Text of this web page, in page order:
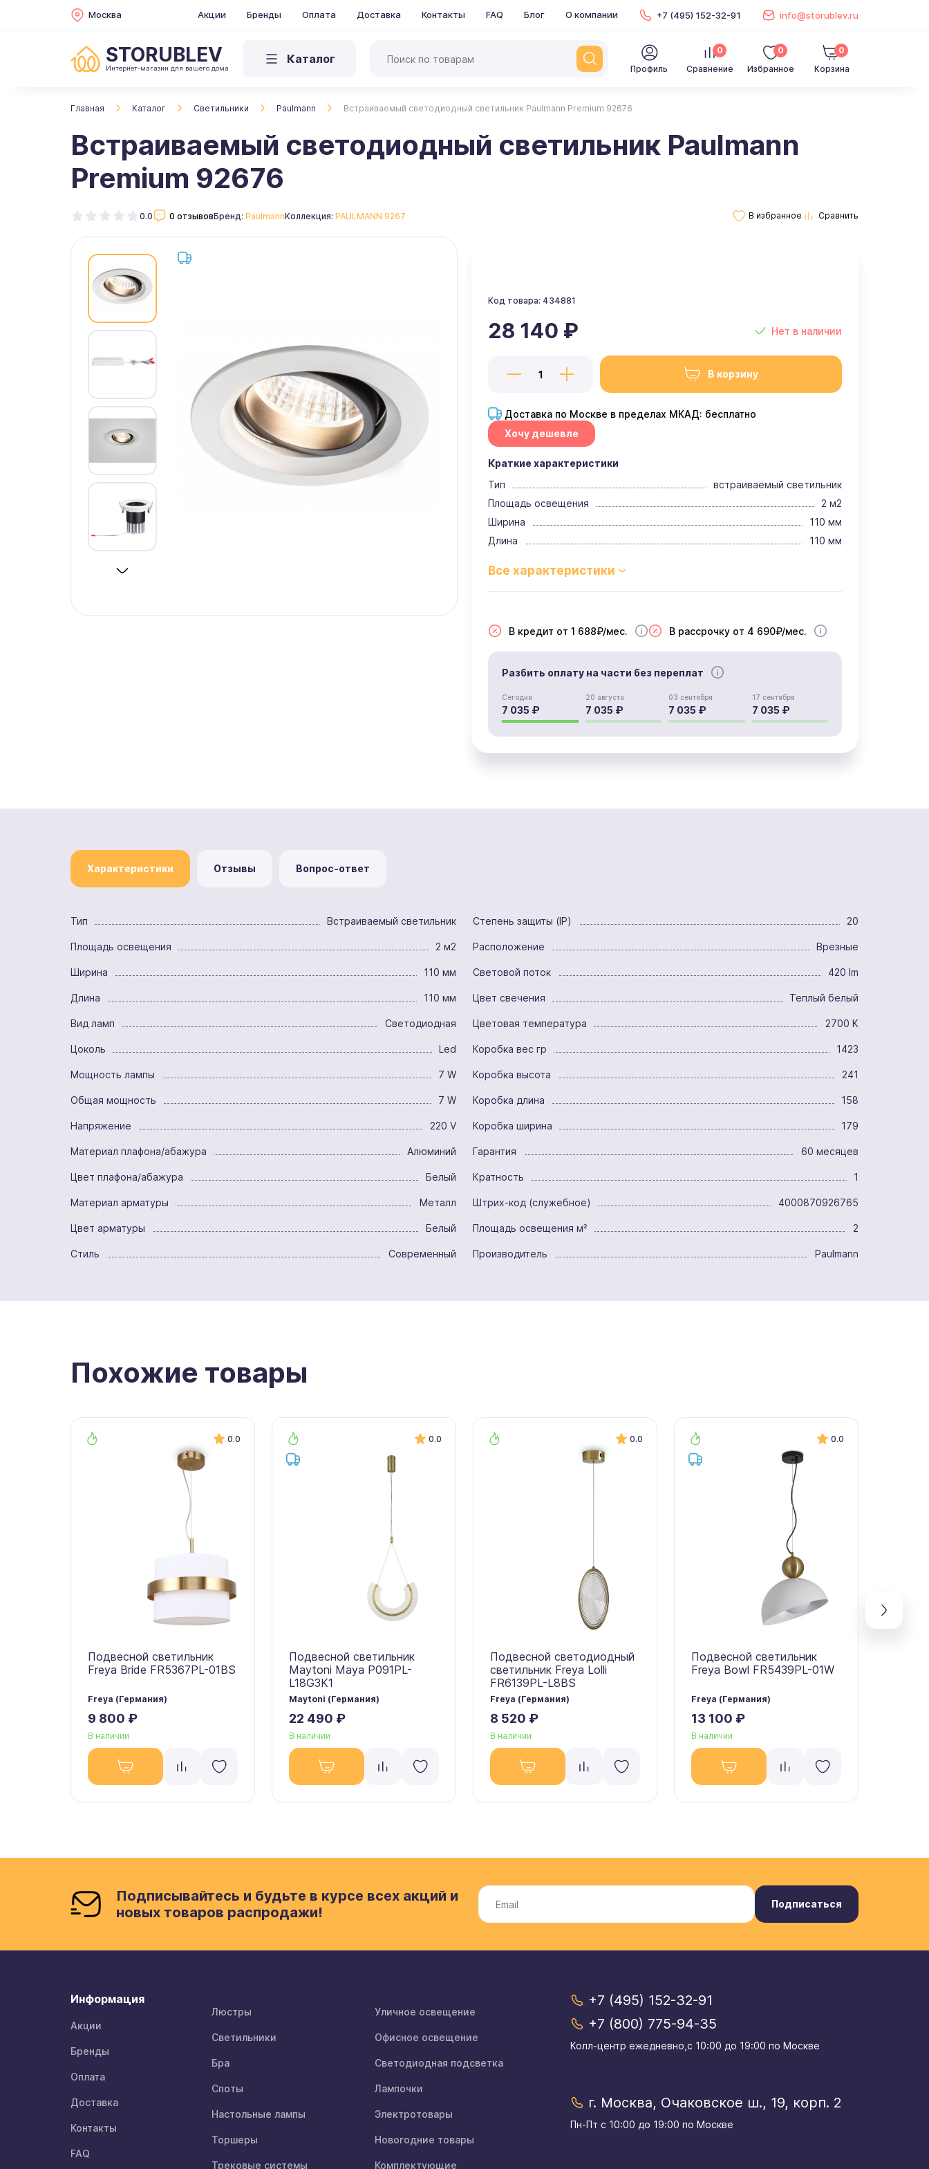
Москва Акции Бренды Оплата Доставка Контакты FAQ Блог О компании +7 (495) 152-32-91 info@storublev.ru
STORUBLEV
Интернет-магазин для вашего дома
Каталог
Профиль Сравнение
0
Избранное
0
Корзина
0
Главная Каталог Светильники Paulmann Встраиваемый светодиодный светильник Paulmann Premium 92676
Встраиваемый светодиодный светильник Paulmann
Premium 92676
0.0 0 отзывовБренд: PaulmannКоллекция: PAULMANN 9267
Код товара: 434881
Нет в наличии
28 140 ₽
В корзину
Доставка по Москве в пределах МКАД: бесплатно
Хочу дешевле
Краткие характеристики
Тип
встраиваемый светильник
Площадь освещения
2 м2
Ширина
110 мм
Длина
110 мм
В кредит от 1 688₽/мес. В рассрочку от 4 690₽/мес.
Разбить оплату на части без переплат
Сегодня
7 035 ₽
20 августа
7 035 ₽
03 сентября
7 035 ₽
17 сентября
7 035 ₽
Характеристики Отзывы Вопрос-ответ
Тип Встраиваемый светильник
Площадь освещения 2 м2
Ширина 110 мм
Длина 110 мм
Вид ламп Светодиодная
Цоколь Led
Мощность лампы 7 W
Общая мощность 7 W
Напряжение 220 V
Материал плафона/абажура Алюминий
Цвет плафона/абажура Белый
Материал арматуры Металл
Цвет арматуры Белый
Стиль Современный
Степень защиты (IP) 20
Расположение Врезные
Световой поток 420 lm
Цвет свечения Теплый белый
Цветовая температура 2700 K
Коробка вес гр 1423
Коробка высота 241
Коробка длина 158
Коробка ширина 179
Гарантия 60 месяцев
Кратность 1
Штрих-код (служебное) 4000870926765
Площадь освещения м² 2
Производитель Paulmann
Похожие товары
0.0
Подвесной светильник
Freya Bride FR5367PL-01BS
Freya (Германия)
9 800 ₽
В наличии
0.0
Подвесной светильник
Maytoni Maya P091PL-
L18G3K1
Maytoni (Германия)
22 490 ₽
В наличии
0.0
Подвесной светодиодный
светильник Freya Lolli
FR6139PL-L8BS
Freya (Германия)
8 520 ₽
В наличии
0.0
Подвесной светильник
Freya Bowl FR5439PL-01W
Freya (Германия)
13 100 ₽
В наличии
Подписывайтесь и будьте в курсе всех акций и
новых товаров распродажи!
Подписаться
Информация
Акции
Бренды
Оплата
Доставка
Контакты
FAQ
Люстры
Светильники
Бра
Споты
Настольные лампы
Торшеры
Трековые системы
Уличное освещение
Офисное освещение
Светодиодная подсветка
Лампочки
Электротовары
Новогодние товары
Комплектующие
+7 (495) 152-32-91
+7 (800) 775-94-35
Колл-центр eжедневно,с 10:00 до 19:00 по Москве
г. Москва, Очаковское ш., 19, корп. 2
Пн-Пт с 10:00 до 19:00 по Москве